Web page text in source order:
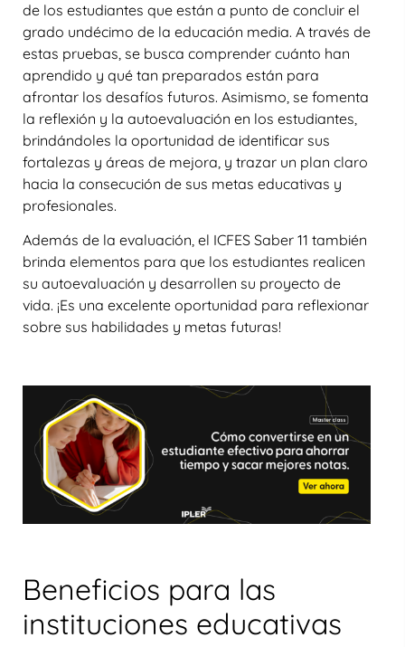
de los estudiantes que están a punto de concluir el
grado undécimo de la educación media. A través de
estas pruebas, se busca comprender cuánto han
aprendido y qué tan preparados están para
afrontar los desafíos futuros. Asimismo, se fomenta
la reflexión y la autoevaluación en los estudiantes,
brindándoles la oportunidad de identificar sus
fortalezas y áreas de mejora, y trazar un plan claro
hacia la consecución de sus metas educativas y
profesionales.
Además de la evaluación, el ICFES Saber 11 también
brinda elementos para que los estudiantes realicen
su autoevaluación y desarrollen su proyecto de
vida. ¡Es una excelente oportunidad para reflexionar
sobre sus habilidades y metas futuras!
Beneficios para las
instituciones educativas